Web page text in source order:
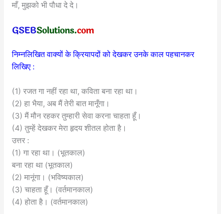
माँ, मुझको भी पौधा दे दे।
निम्नलिखित वाक्यों के क्रियापदों को देखकर उनके काल पहचानकर
लिखिए :
(1) रजत गा नहीं रहा था, कविता बना रहा था।
(2) हा भैया, अब मैं तेरी बात मानूँगा।
(3) मैं मौन रहकर तुम्हारी सेवा करना चाहता हूँ।
(4) तुम्हें देखकर मेरा हृदय शीतल होता है।
उत्तर :
(1) गा रहा था। (भूतकाल)
बना रहा था (भूतकाल)
(2) मानूंगा। (भविष्यकाल)
(3) चाहता हूँ। (वर्तमानकाल)
(4) होता है। (वर्तमानकाल)